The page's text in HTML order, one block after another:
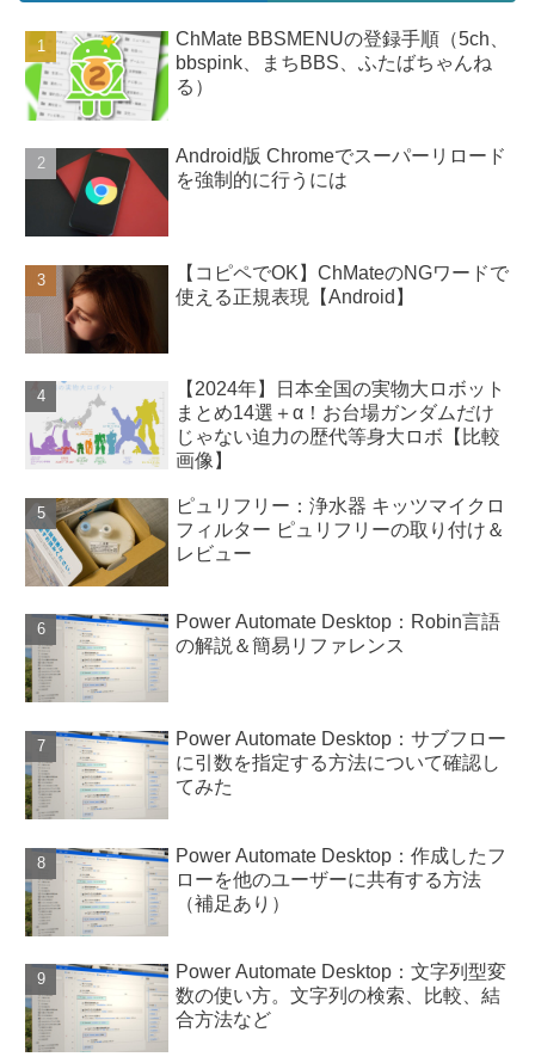
ChMate BBSMENUの登録手順（5ch、
bbspink、まちBBS、ふたばちゃんね
る）
Android版 Chromeでスーパーリロード
を強制的に行うには
【コピペでOK】ChMateのNGワードで
使える正規表現【Android】
【2024年】日本全国の実物大ロボット
まとめ14選＋α！お台場ガンダムだけ
じゃない迫力の歴代等身大ロボ【比較
画像】
ピュリフリー：浄水器 キッツマイクロ
フィルター ピュリフリーの取り付け＆
レビュー
Power Automate Desktop：Robin言語
の解説＆簡易リファレンス
Power Automate Desktop：サブフロー
に引数を指定する方法について確認し
てみた
Power Automate Desktop：作成したフ
ローを他のユーザーに共有する方法
（補足あり）
Power Automate Desktop：文字列型変
数の使い方。文字列の検索、比較、結
合方法など